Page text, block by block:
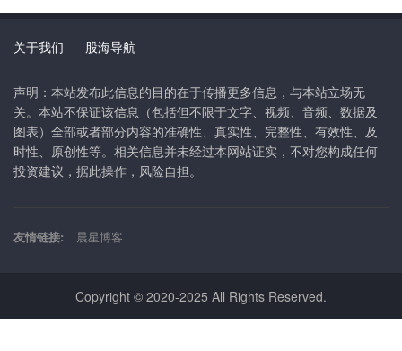
关于我们 股海导航
声明：本站发布此信息的目的在于传播更多信息，与本站立场无
关。本站不保证该信息（包括但不限于文字、视频、音频、数据及
图表）全部或者部分内容的准确性、真实性、完整性、有效性、及
时性、原创性等。相关信息并未经过本网站证实，不对您构成任何
投资建议，据此操作，风险自担。
友情链接: 晨星博客
Copyright © 2020-2025 All Rights Reserved.